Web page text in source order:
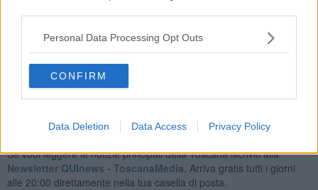
Personal Data Processing Opt Outs
CONFIRM
Data Deletion Data Access Privacy Policy
duecento euro. Le accuse a carico di Orlando erano omicidio e
rapina aggravati.
Se vuoi leggere le notizie principali della Toscana iscriviti alla
Newsletter QUInews - ToscanaMedia. Arriva gratis tutti i giorni
alle 20:00 direttamente nella tua casella di posta.